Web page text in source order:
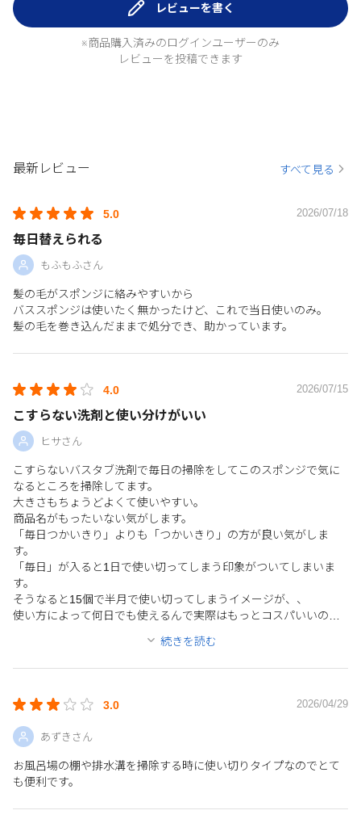
レビューを書く
※商品購入済みのログインユーザーのみ
レビューを投稿できます
最新レビュー すべて見る
5.0 2026/07/18
毎日替えられる
もふもふさん
髪の毛がスポンジに絡みやすいから
バススポンジは使いたく無かったけど、これで当日使いのみ。
髪の毛を巻き込んだままで処分でき、助かっています。
4.0 2026/07/15
こすらない洗剤と使い分けがいい
ヒサさん
こすらないバスタブ洗剤で毎日の掃除をしてこのスポンジで気に
なるところを掃除してます。
大きさもちょうどよくて使いやすい。
商品名がもったいない気がします。
「毎日つかいきり」よりも「つかいきり」の方が良い気がしま
す。
「毎日」が入ると1日で使い切ってしまう印象がついてしまいま
す。
そうなると15個で半月で使い切ってしまうイメージが、、
使い方によって何日でも使えるんで実際はもっとコスパいいので
続きを読む
3.0 2026/04/29
あずきさん
お風呂場の棚や排水溝を掃除する時に使い切りタイプなのでとて
も便利です。